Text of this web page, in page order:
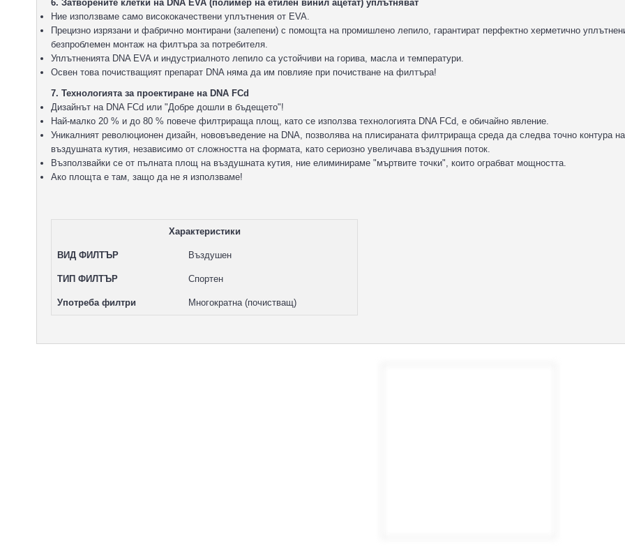
6. Затворените клетки на DNA EVA (полимер на етилен винил ацетат) уплътняват
Ние използваме само висококачествени уплътнения от EVA.
Прецизно изрязани и фабрично монтирани (залепени) с помощта на промишлено лепило, гарантират перфектно херметично
безпроблемен монтаж на филтъра за потребителя.
Уплътненията DNA EVA и индустриалното лепило са устойчиви на горива, масла и температури.
Освен това почистващият препарат DNA няма да им повлияе при почистване на филтъра!
7. Технологията за проектиране на DNA FCd
Дизайнът на DNA FCd или "Добре дошли в бъдещето"!
Най-малко 20 % и до 80 % повече филтрираща площ, като се използва технологията DNA FCd, е обичайно явление.
Уникалният революционен дизайн, нововъведение на DNA, позволява на плисираната филтрираща среда да следва точно контура на
въздушната кутия, независимо от сложността на формата, като сериозно увеличава въздушния поток.
Възползвайки се от пълната площ на въздушната кутия, ние елиминираме "мъртвите точки", които ограбват мощността.
Ако площта е там, защо да не я използваме!
Характеристики
ВИД ФИЛТЪР Въздушен
ТИП ФИЛТЪР Спортен
Употреба филтри Многократна (почистващ)